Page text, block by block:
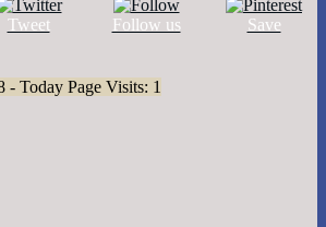
Tweet Follow us Save
- Today Page Visits: 1